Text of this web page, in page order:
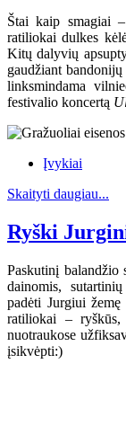
Štai kaip smagiai
ratiliokai dulkes
Kitų dalyvių
gaudžiant
linksmindama
festivalio koncertą
Įvykiai
Skaityti daugiau...
Ryški
Paskutinį balandžio
dainomis,
padėti Jurgiui
ratiliokai – ryškūs,
nuotraukose
įsikvėpti:)